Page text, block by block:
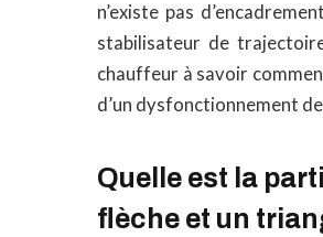
n’existe pas
stabilisateur de
chauffeur à savoir
d’un dysfonctionnement
Quelle est la
flèche et un